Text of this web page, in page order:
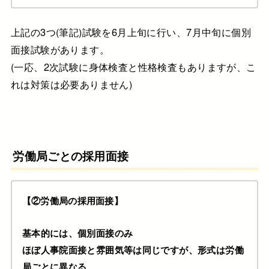
上記の3つ(筆記)試験を6月上旬に行い、7月中旬に個別
面接試験があります。
(一応、2次試験に身体検査と性格検査もありますが、こ
れは対策は必要ありません)
労働局ごとの採用面接
【②労働局の採用面接】
基本的には、個別面接のみ
ほぼ人事院面接と雰囲気等は同じですが、形式は労働
局ごとに異なる